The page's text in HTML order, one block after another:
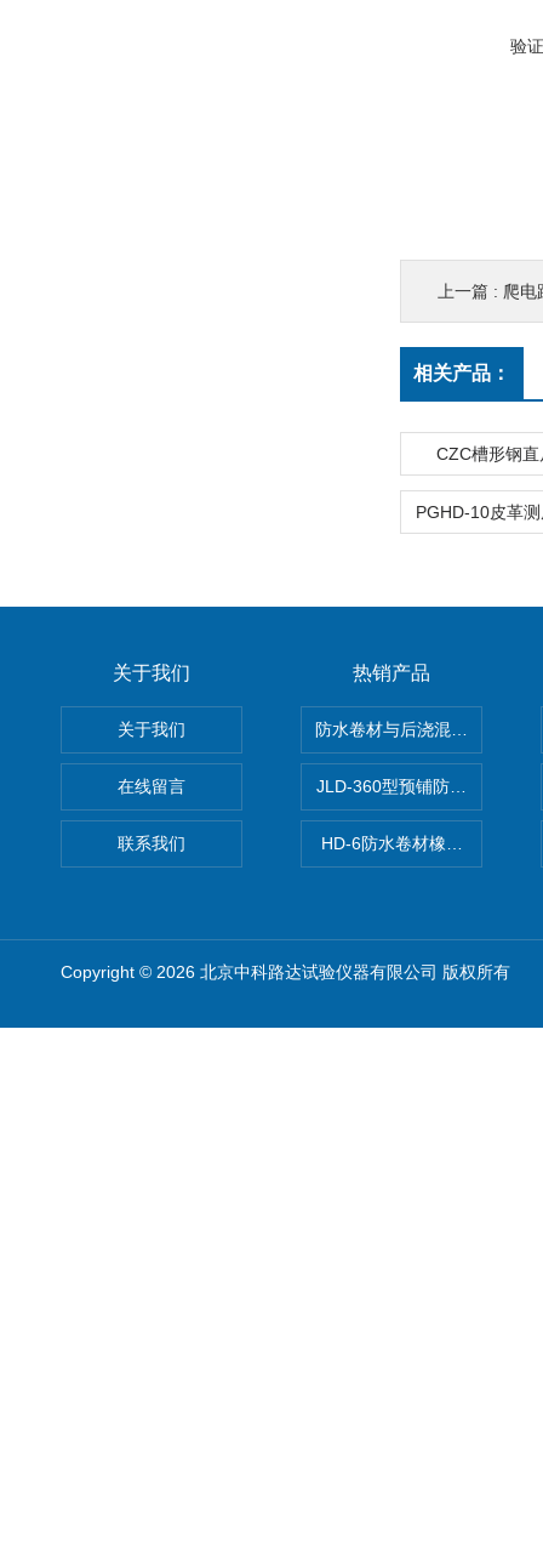
验
上一篇 : 爬电
相关产品：
CZC槽形钢
关于我们
关于我们
在线留言
联系我们
热销产品
防水卷材与后浇混凝土剥离强
JLD-360型预铺防水卷材抗冲
HD-6防水卷材橡胶测厚仪
Copyright © 2026 北京中科路达试验仪器有限公司 版权所有